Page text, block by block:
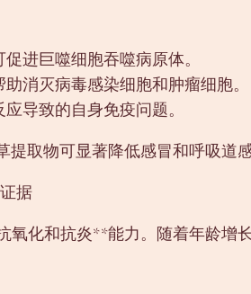
进巨噬细胞吞噬病原体。
消灭病毒感染细胞和肿瘤细胞。
导致的自身免疫问题。
取物可显著降低感冒和呼吸道
据
化和抗炎**能力。随着年龄增